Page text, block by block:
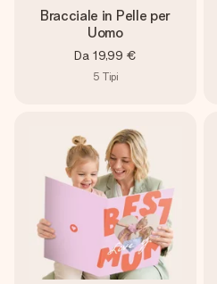
Bracciale in Pelle per
Uomo
Da 19,99 €
5 Tipi